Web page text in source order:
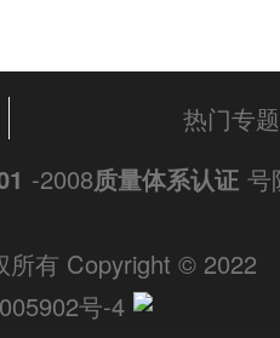
证专业的就业方向、cpa和cma
热门专题
-2008质量体系认证 号
所有 Copyright © 2022
号-4